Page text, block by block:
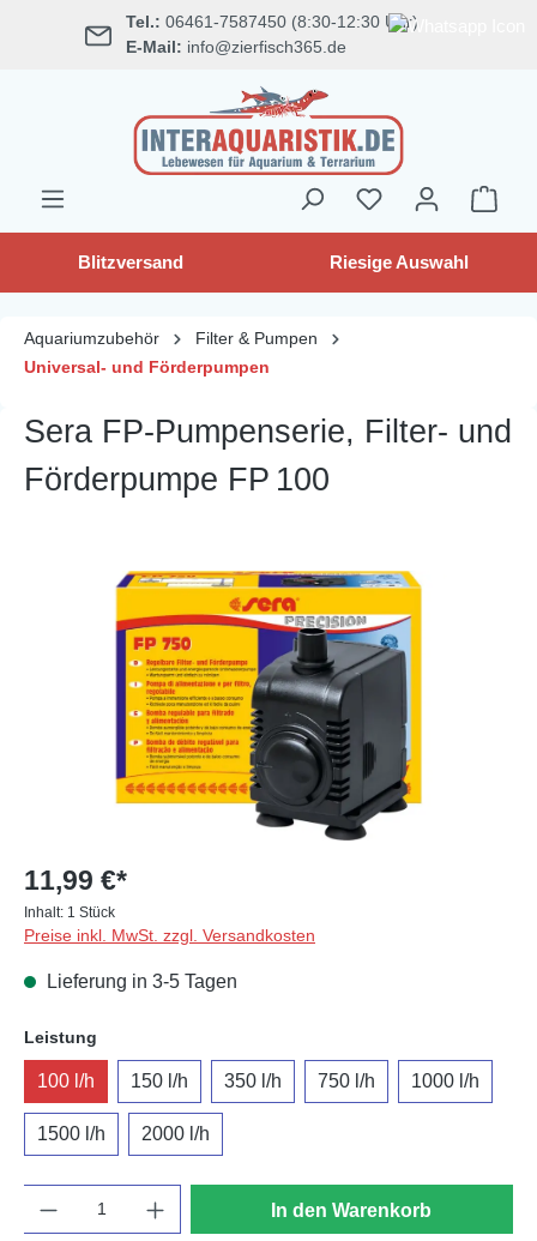
springen Tel.: 06461-7587450 (8:30-12:30 Uhr)
E-Mail: info@zierfisch365.de
Blitzversand Riesige Auswahl
Aquariumzubehör
Filter & Pumpen
Universal- und Förderpumpen
Sera FP-Pumpenserie, Filter- und
Förderpumpe FP 100
Bildergalerie überspringen
11,99 €*
Inhalt: 1 Stück
Preise inkl. MwSt. zzgl. Versandkosten
Lieferung in 3-5 Tagen
Leistung
100 l/h 150 l/h 350 l/h 750 l/h 1000 l/h
1500 l/h 2000 l/h
In den Warenkorb